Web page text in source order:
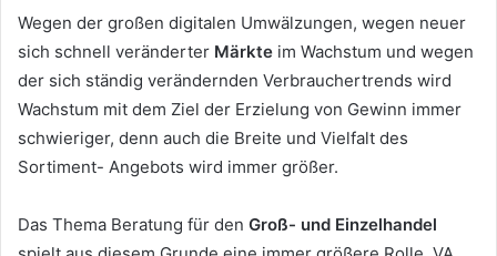
Wegen der großen digitalen Umwälzungen, wegen neuer
sich schnell veränderter Märkte im Wachstum und wegen
der sich ständig verändernden Verbrauchertrends wird
Wachstum mit dem Ziel der Erzielung von Gewinn immer
schwieriger, denn auch die Breite und Vielfalt des
Sortiment- Angebots wird immer größer.
Das Thema Beratung für den Groß- und Einzelhandel